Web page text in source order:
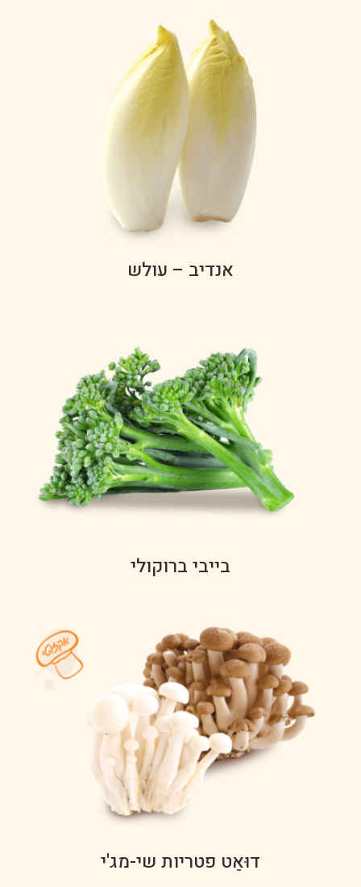
אנדיב – עולש
בייבי ברוקולי
דוּאֵט פטריות שי-מג'י